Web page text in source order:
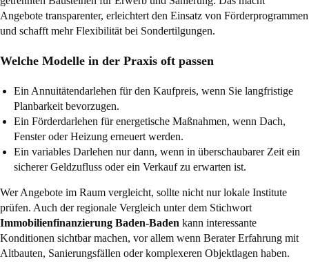
Angebote transparenter, erleichtert den Einsatz von Förderprogrammen
und schafft mehr Flexibilität bei Sondertilgungen.
Welche Modelle in der Praxis oft passen
Ein Annuitätendarlehen für den Kaufpreis, wenn Sie langfristige
Planbarkeit bevorzugen.
Ein Förderdarlehen für energetische Maßnahmen, wenn Dach,
Fenster oder Heizung erneuert werden.
Ein variables Darlehen nur dann, wenn in überschaubarer Zeit ein
sicherer Geldzufluss oder ein Verkauf zu erwarten ist.
Wer Angebote im Raum vergleicht, sollte nicht nur lokale Institute
prüfen. Auch der regionale Vergleich unter dem Stichwort
Immobilienfinanzierung Baden-Baden kann interessante
Konditionen sichtbar machen, vor allem wenn Berater Erfahrung mit
Altbauten, Sanierungsfällen oder komplexeren Objektlagen haben.